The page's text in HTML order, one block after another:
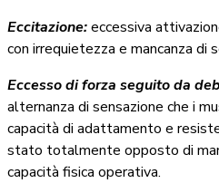
Eccitazione:eccessiva
con irrequietezza e mancanza di
Eccesso di forza seguito da
alternanza di sensazione che i
capacità di adattamento e
stato totalmente opposto di
capacità fisica operativa.